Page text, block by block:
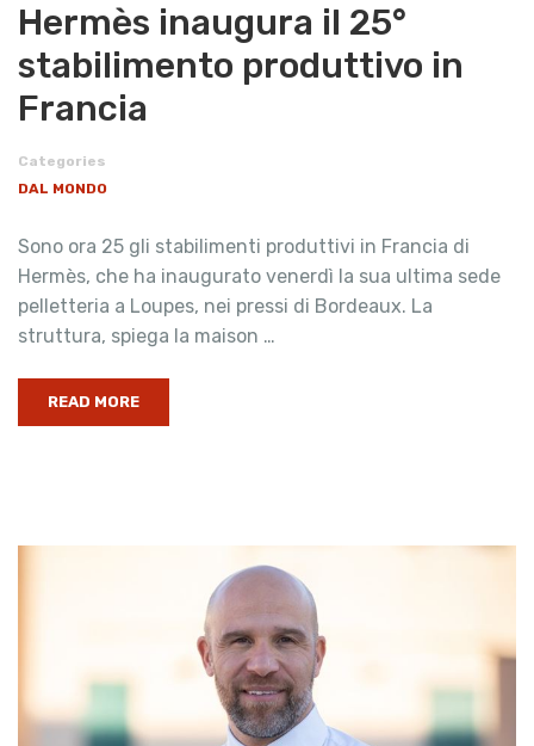
Hermès inaugura il 25°
stabilimento produttivo in
Francia
Categories
DAL MONDO
Sono ora 25 gli stabilimenti produttivi in Francia di
Hermès, che ha inaugurato venerdì la sua ultima sede
pelletteria a Loupes, nei pressi di Bordeaux. La
struttura, spiega la maison …
READ MORE